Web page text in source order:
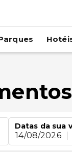
Datas da sua
14/08/2026